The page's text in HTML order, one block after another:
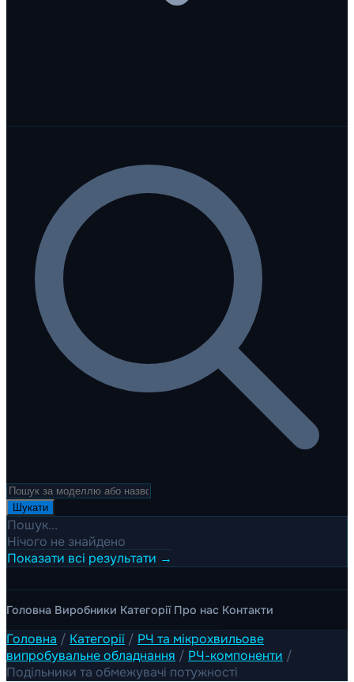
Шукати
Пошук...
Нічого не знайдено
Показати всі результати →
Головна Виробники Категорії Про нас Контакти
Головна / Категорії / РЧ та мікрохвильове
випробувальне обладнання / РЧ-компоненти /
Подільники та обмежувачі потужності